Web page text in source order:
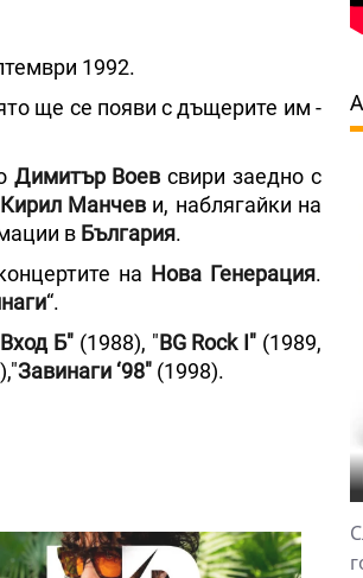
1992.
ще се появи с дъщерите им -
Димитър Воев свири заедно с
Кирил Манчев и, наблягайки на
в България.
на Нова Генерация.
“.
Вход Б"(1988), "BG Rock I" (1989,
Завинаги ‘98" (1998).